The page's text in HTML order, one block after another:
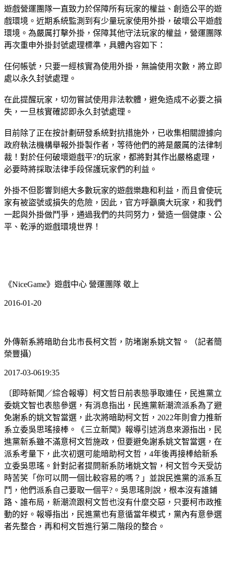
遊戲營運團隊一直致力於保障所有玩家的權益、創造公平的遊
戲環境。近期系統監測到有少量玩家使用外掛，破壞公平遊戲
環境。為嚴厲打擊外掛，保障其他守法玩家的權益，營運團隊
再次重申外掛封號處理標準，具體內容如下：
任何帳號，只要一經核實為使用外掛，無論使用次數，將立即
處以永久封號處理。
在此提醒玩家，切勿嘗試使用非法軟體，避免造成不必要之損
失，一旦核實確認即永久封號處理。
目前除了正在按計劃研發系統對抗措施外，已收集相關證據向
政府執法機構舉報外掛製作者，等待他們的將是嚴厲的法律制
裁！對於任何破壞遊戲平?的玩家，都將對其作出嚴格處理，
必要時將採取法律手段保護玩家們的利益。
外掛不但影響到絕大多數玩家的遊戲樂趣和利益，而且會使玩
家有被盜號或損失的危險，因此，官方呼籲廣大玩家，和我們
一起與外掛做鬥爭，通過我們的共同努力，營造一個健康、公
平、乾淨的遊戲環境世界！
《NiceGame》遊戲中心 營運團隊 敬上
2016-01-20
外傳新系將暗助台北市長柯文哲，防堵謝系姚文智。（記者簡
榮豐攝）
2017-03-0619:35
〔即時新聞／綜合報導〕柯文哲日前表態爭取連任，民進黨立
委姚文智也表態參選，有消息指出，民進黨新潮流派系為了避
免謝系的姚文智當選，此次將暗助柯文哲，2022年則會力推新
系立委吳思瑤接棒。《三立新聞》報導引述消息來源指出，民
進黨新系雖不滿意柯文哲施政，但要避免謝系姚文智當選，在
派系考量下，此次初選可能暗助柯文哲，4年後再接棒給新系
立委吳思瑤。針對記者提問新系防堵姚文智，柯文哲今天受訪
時苦笑「你可以問一個比較容易的嗎？」並說民進黨的派系互
鬥，他們派系自己要取一個平?。吳思瑤則說，根本沒有誰鋪
路、誰布局，新潮流跟柯文哲也沒有什麼交惡，只要柯市政推
動的好。報導指出，民進黨也有意循當年模式，黨內有意參選
者先整合，再和柯文哲進行第二階段的整合。